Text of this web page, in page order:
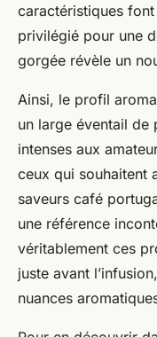
caractéristiques
privilégié pour une
gorgée révèle un
Ainsi, le profil
un large éventail de
intenses aux
ceux qui souhaitent
saveurs café
une référence
véritablement ces
juste avant
nuances